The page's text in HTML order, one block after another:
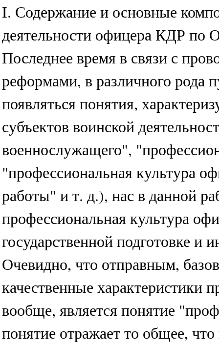
I. Содержание и основные
деятельности офицера КДР
Последнее время в связи с
реформами, в различного рода
появляться понятия,
субъектов воинской
военнослужащего",
"профессиональная культура
работы" и т. д.), нас в данной
профессиональная культура
государственной подготовке и
Очевидно, что отправным,
качественные характеристики
вообще, является понятие
понятие отражает то общее,